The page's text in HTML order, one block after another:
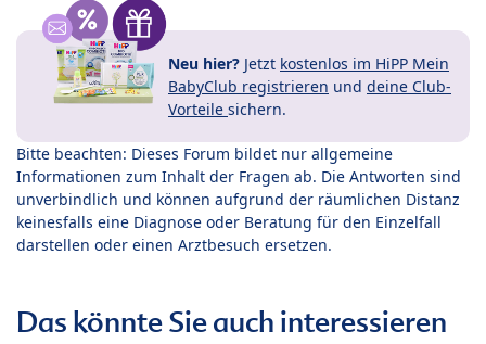
Neu hier? Jetzt kostenlos im HiPP Mein
BabyClub registrieren und deine Club-
Vorteile sichern.
Bitte beachten: Dieses Forum bildet nur allgemeine
Informationen zum Inhalt der Fragen ab. Die Antworten sind
unverbindlich und können aufgrund der räumlichen Distanz
keinesfalls eine Diagnose oder Beratung für den Einzelfall
darstellen oder einen Arztbesuch ersetzen.
Das könnte Sie auch interessieren